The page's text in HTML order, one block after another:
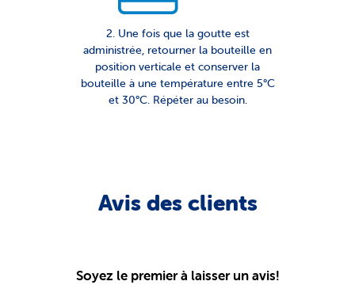
2. Une fois que la goutte est
administrée, retourner la bouteille en
position verticale et conserver la
bouteille à une température entre 5°C
et 30°C. Répéter au besoin.
Avis des clients
Soyez le premier à laisser un avis!